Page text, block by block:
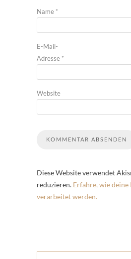
Name *
E-Mail-
Adresse *
Website
Diese Website verwendet
reduzieren. Erfahre, wie
verarbeitet werden.